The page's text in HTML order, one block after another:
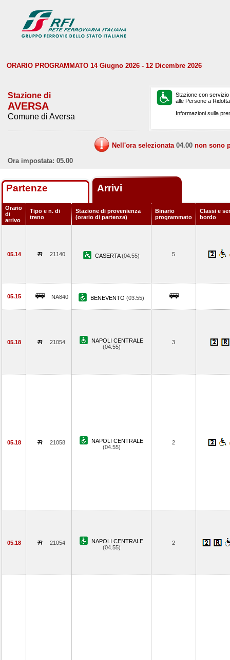
ORARIO PROGRAMMATO 14 Giugno 2026 - 12 Dicembre 2026
Stazione di
AVERSA
Comune di Aversa
Stazione con
alle Persone a
Informazioni sulla
Nell'ora selezionata 04.00 non sono
Ora impostata: 05.00
Partenze Arrivi
Orario
di
arrivo
Tipo e n. di
treno
Stazione di provenienza
(orario di partenza)
Binario
programmato
Classi e
bordo
05.14 21140 CASERTA(04.55) 5
05.15 NA840 BENEVENTO (03.55)
05.18 21054
NAPOLI CENTRALE
(04.55)
3
05.18 21058
NAPOLI CENTRALE
(04.55)
2
05.18 21054
NAPOLI CENTRALE
(04.55)
2